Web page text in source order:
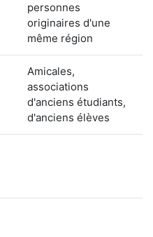
personnes
originaires d'une
même région
Amicales,
associations
d'anciens étudiants,
d'anciens élèves